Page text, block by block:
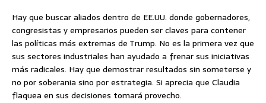
Hay que buscar aliados dentro de EE.UU. donde gobernadores,
congresistas y empresarios pueden ser claves para contener
las políticas más extremas de Trump. No es la primera vez que
sus sectores industriales han ayudado a frenar sus iniciativas
más radicales. Hay que demostrar resultados sin someterse y
no por soberania sino por estrategia. Si aprecia que Claudia
flaquea en sus decisiones tomará provecho.